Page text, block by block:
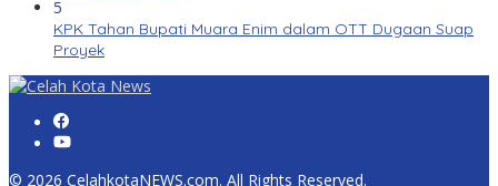
5
KPK Tahan Bupati Muara Enim dalam OTT Dugaan Suap
Proyek
© 2026 CelahkotaNEWS.com. All Rights Reserved.